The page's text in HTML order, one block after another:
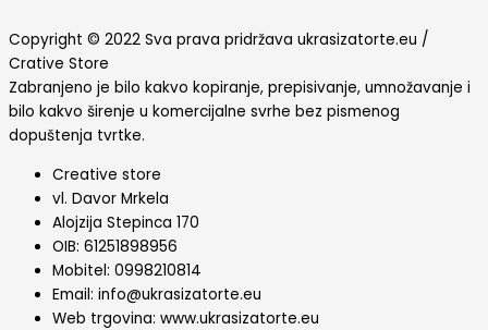
Copyright © 2022 Sva prava pridržava ukrasizatorte.eu /
Crative Store
Zabranjeno je bilo kakvo kopiranje, prepisivanje, umnožavanje i
bilo kakvo širenje u komercijalne svrhe bez pismenog
dopuštenja tvrtke.
Creative store
vl. Davor Mrkela
Alojzija Stepinca 170
OIB: 61251898956
Mobitel: 0998210814
Email: info@ukrasizatorte.eu
Web trgovina: www.ukrasizatorte.eu